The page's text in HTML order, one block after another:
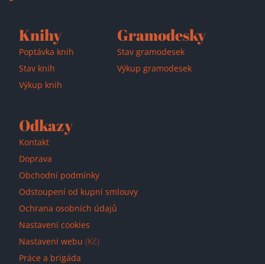
Knihy
Poptávka knih
Stav knih
Výkup knih
Gramodesky
Stav gramodesek
Výkup gramodesek
Odkazy
Kontakt
Doprava
Obchodní podmínky
Odstoupení od kupní smlouvy
Ochrana osobních údajů
Nastavení cookies
Nastavení webu (Kč)
Práce a brigáda